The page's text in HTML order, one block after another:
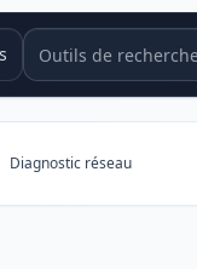
Outils de recherche
Diagnostic réseau